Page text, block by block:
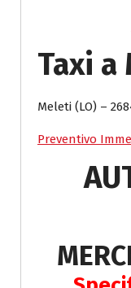
Taxi a
Meleti (LO) –
Preventivo